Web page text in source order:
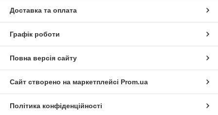
Доставка та оплата
Графік роботи
Повна версія сайту
Сайт створено на маркетплейсі Prom.ua
Політика конфіденційності